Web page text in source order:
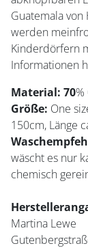
Guatemala
werden
Kinderdörfern
Informationen
Material: 70
Größe: One
150cm, Länge
wäscht es nur
chemisch
Martina Lewe